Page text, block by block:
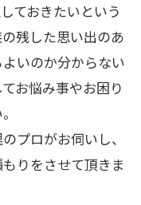
ておきたいという
残した思い出のあ
いのか分からない
お悩み事やお困り
プロがお伺いし、
りをさせて頂きま